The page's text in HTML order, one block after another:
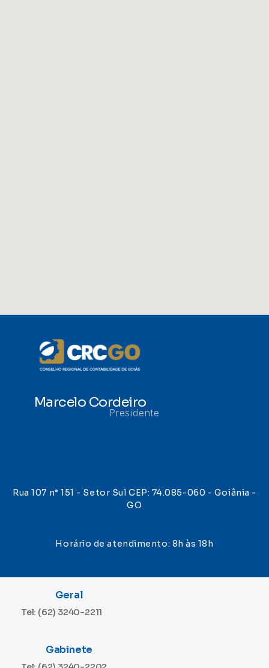
Marcelo Cordeiro
Presidente
Rua 107 n° 151 - Setor Sul CEP: 74.085-060 - Goiânia -
GO
Horário de atendimento: 8h às 18h
Geral
Tel: (62) 3240-2211
Gabinete